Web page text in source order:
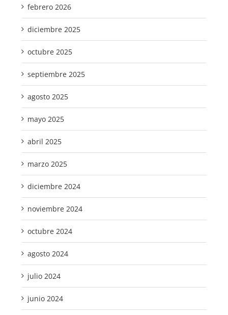
febrero 2026
diciembre 2025
octubre 2025
septiembre 2025
agosto 2025
mayo 2025
abril 2025
marzo 2025
diciembre 2024
noviembre 2024
octubre 2024
agosto 2024
julio 2024
junio 2024